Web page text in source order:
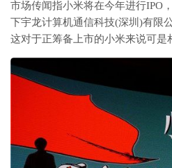
市场传闻指小米将在今年进行IPO
下宇龙计算机通信科技(深圳)有限
这对于正筹备上市的小米来说可是